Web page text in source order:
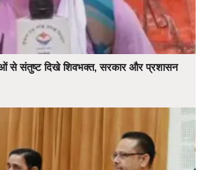
से संतुष्ट दिखे शिवभक्त, सरकार और प्रशासन